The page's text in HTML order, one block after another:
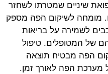
שיניים שמטרתו לשחזר
מומחה לשיקום הפה מספק
לשמירה על בריאות
של המטופלים. טיפול
הפה מבטיח תוצאה
מערכת הפה לאורך זמן.